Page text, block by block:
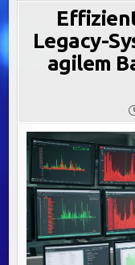
Legacy-
agilem